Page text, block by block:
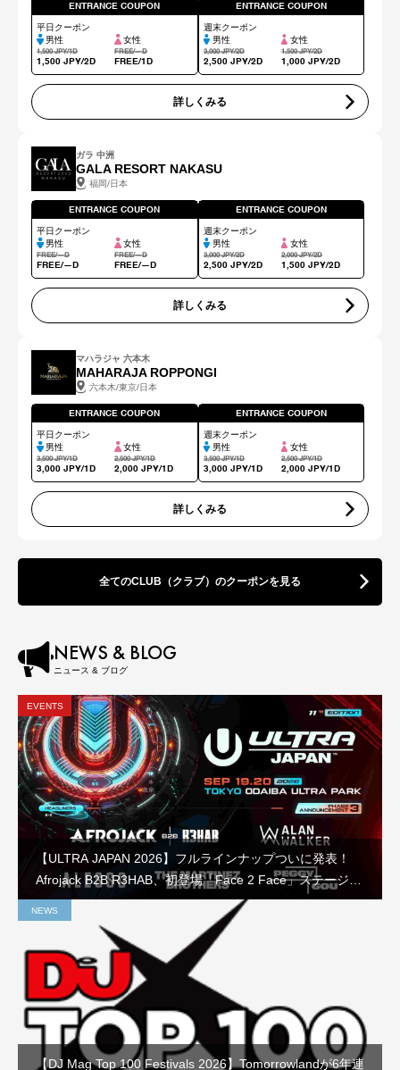
ENTRANCE COUPON
平日クーポン
男性
1,500 JPY/1D
1,500 JPY/2D
女性
FREE/―D
FREE/1D
ENTRANCE COUPON
週末クーポン
男性
3,000 JPY/2D
2,500 JPY/2D
女性
1,500 JPY/2D
1,000 JPY/2D
詳しくみる
ガラ 中洲
GALA RESORT NAKASU
福岡/日本
ENTRANCE COUPON
平日クーポン
男性
FREE/―D
FREE/―D
女性
FREE/―D
FREE/―D
ENTRANCE COUPON
週末クーポン
男性
3,000 JPY/2D
2,500 JPY/2D
女性
2,000 JPY/2D
1,500 JPY/2D
詳しくみる
マハラジャ 六本木
MAHARAJA ROPPONGI
六本木/東京/日本
ENTRANCE COUPON
平日クーポン
男性
3,500 JPY/1D
3,000 JPY/1D
女性
2,500 JPY/1D
2,000 JPY/1D
ENTRANCE COUPON
週末クーポン
男性
3,500 JPY/1D
3,000 JPY/1D
女性
2,500 JPY/1D
2,000 JPY/1D
詳しくみる
全てのCLUB（クラブ）のクーポンを見る
NEWS & BLOG
ニュース & ブログ
EVENTS
【ULTRA JAPAN 2026】フルラインナップついに発表！
Afrojack B2B R3HAB、初登場「Face 2 Face」ステージな
ど見どころを徹底解説
NEWS
【DJ Mag Top 100 Festivals 2026】Tomorrowlandが6年連